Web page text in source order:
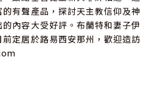
跟隨我：重拾門徒的初心》作者
，親見天主對世人的愛，這是
卡爾．安德森（Carl A. Anders
有聲產品，探討天主教信仰及神
內容大受好評。布蘭特和妻子伊
定居於路易西安那州，歡迎造訪